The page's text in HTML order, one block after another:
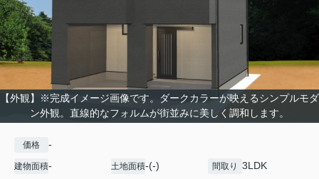
【外観】※完成イメージ画像です。ダークカラーが映えるシンプルモダ
ン外観。直線的なフォルムが街並みに美しく調和します。
価格 -
建物面積- 土地面積-(-) 間取り 3LDK